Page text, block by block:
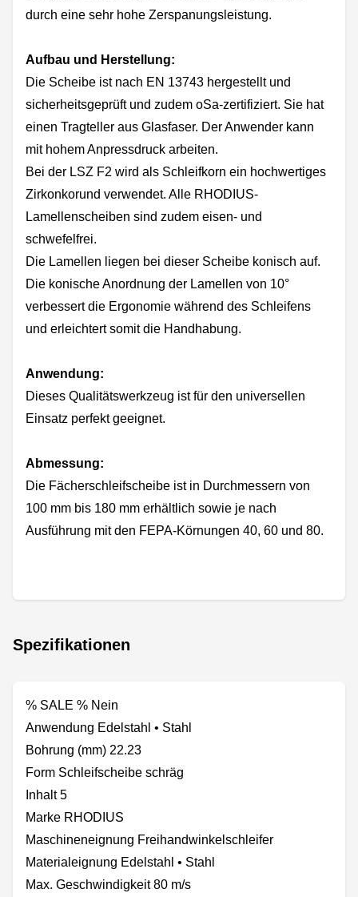
durch eine sehr hohe Zerspanungsleistung.
Aufbau und Herstellung:
Die Scheibe ist nach EN 13743 hergestellt und
sicherheitsgeprüft und zudem oSa-zertifiziert. Sie hat
einen Tragteller aus Glasfaser. Der Anwender kann
mit hohem Anpressdruck arbeiten.
Bei der LSZ F2 wird als Schleifkorn ein hochwertiges
Zirkonkorund verwendet. Alle RHODIUS-
Lamellenscheiben sind zudem eisen- und
schwefelfrei.
Die Lamellen liegen bei dieser Scheibe konisch auf.
Die konische Anordnung der Lamellen von 10°
verbessert die Ergonomie während des Schleifens
und erleichtert somit die Handhabung.
Anwendung:
Dieses Qualitätswerkzeug ist für den universellen
Einsatz perfekt geeignet.
Abmessung:
Die Fächerschleifscheibe ist in Durchmessern von
100 mm bis 180 mm erhältlich sowie je nach
Ausführung mit den FEPA-Körnungen 40, 60 und 80.
Spezifikationen
% SALE % Nein
Anwendung Edelstahl • Stahl
Bohrung (mm) 22.23
Form Schleifscheibe schräg
Inhalt 5
Marke RHODIUS
Maschineneignung Freihandwinkelschleifer
Materialeignung Edelstahl • Stahl
Max. Geschwindigkeit 80 m/s